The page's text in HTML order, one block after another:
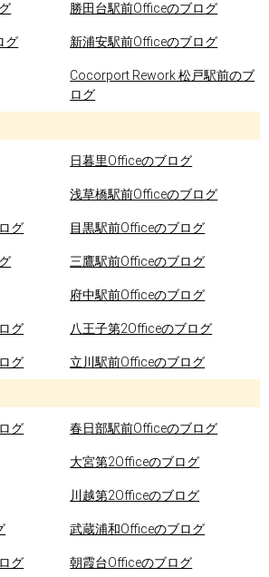
勝田台駅前Officeのブログ
グ 新浦安駅前Officeのブログ
Cocorport Rework 松戸駅前のブ
ログ
日暮里Officeのブログ
浅草橋駅前Officeのブログ
グ 目黒駅前Officeのブログ
三鷹駅前Officeのブログ
府中駅前Officeのブログ
グ 八王子第2Officeのブログ
グ 立川駅前Officeのブログ
グ 春日部駅前Officeのブログ
大宮第2Officeのブログ
川越第2Officeのブログ
武蔵浦和Officeのブログ
グ 朝霞台Officeのブログ